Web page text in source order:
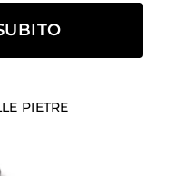
PIETRE